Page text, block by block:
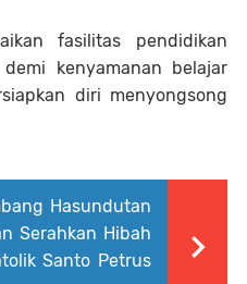
fasilitas pendidikan
kenyamanan belajar
diri menyongsong
Hasundutan
Serahkan Hibah
Santo Petrus